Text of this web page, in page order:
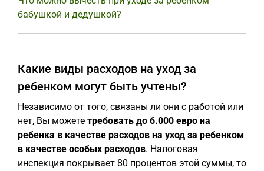
бабушкой и дедушкой?
Какие виды расходов на уход за
ребенком могут быть учтены?
Независимо от того, связаны ли они с работой или
нет, Вы можете требовать до 6.000 евро на
ребенка в качестве расходов на уход за ребенком
в качестве особых расходов. Налоговая
инспекция покрывает 80 процентов этой суммы, то